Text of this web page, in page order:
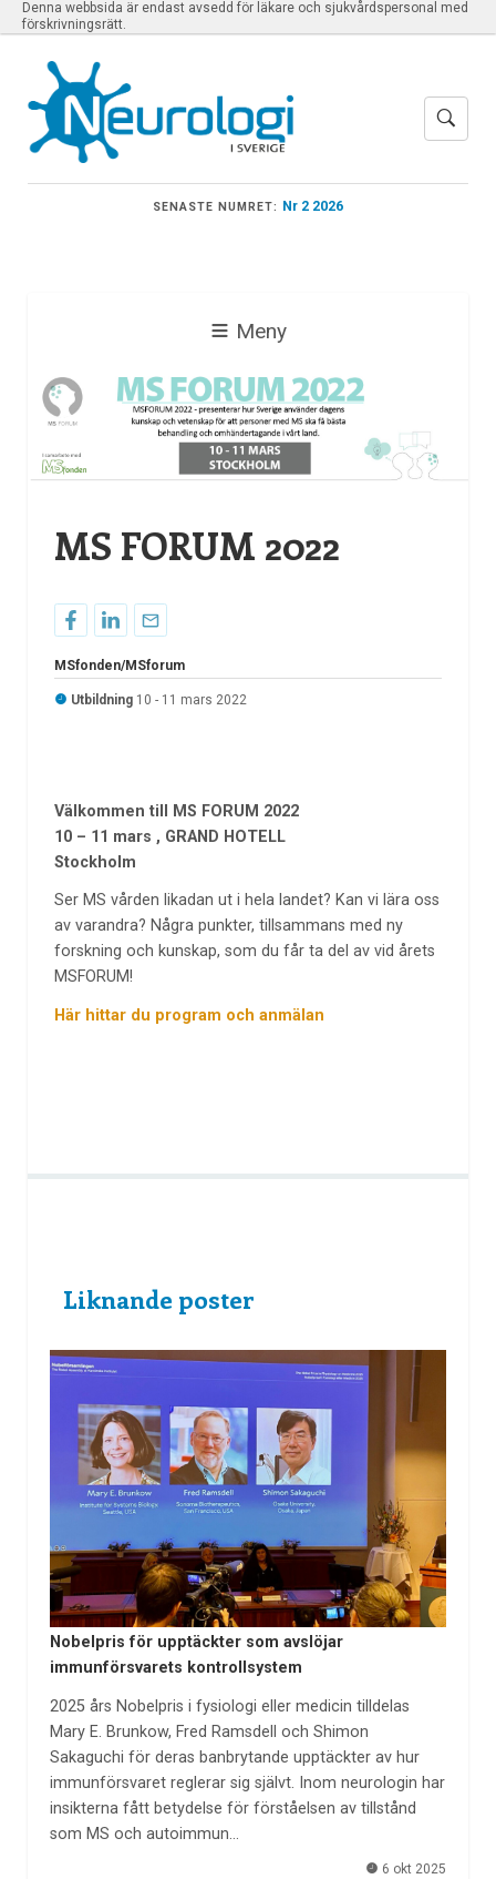
Denna webbsida är endast avsedd för läkare och sjukvårdspersonal med
förskrivningsrätt.
SENASTE NUMRET: Nr 2 2026
Meny
MS FORUM 2022
MSfonden/MSforum
Utbildning10 - 11 mars 2022
Välkommen till MS FORUM 2022
10 – 11 mars , GRAND HOTELL
Stockholm
Ser MS vården likadan ut i hela landet? Kan vi lära oss
av varandra? Några punkter, tillsammans med ny
forskning och kunskap, som du får ta del av vid årets
MSFORUM!
Här hittar du program och anmälan
Liknande poster
Nobelpris för upptäckter som avslöjar
immunförsvarets kontrollsystem
2025 års Nobelpris i fysiologi eller medicin tilldelas
Mary E. Brunkow, Fred Ramsdell och Shimon
Sakaguchi för deras banbrytande upptäckter av hur
immunförsvaret reglerar sig självt. Inom neurologin har
insikterna fått betydelse för förståelsen av tillstånd
som MS och autoimmun…
6 okt 2025